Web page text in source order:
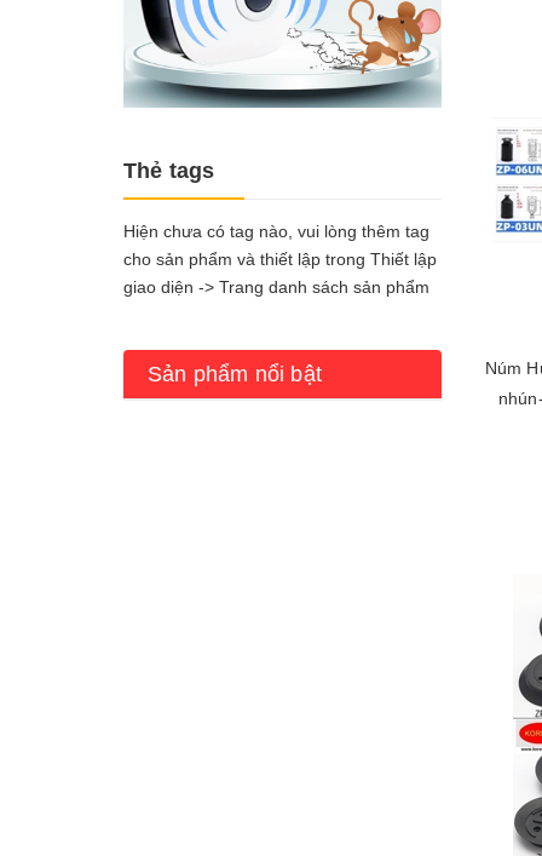
Núm
PLC panasonic
Thẻ tags
Hiện chưa có tag nào, vui lòng thêm tag
cho sản phẩm và thiết lập trong Thiết lập
giao diện -> Trang danh sách sản phẩm
Sản phẩm nổi bật